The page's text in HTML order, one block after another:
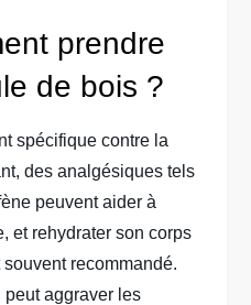
prendre
de bois ?
spécifique contre la
des analgésiques tels
peuvent aider à
et rehydrater son corps
recommandé.
peut aggraver les